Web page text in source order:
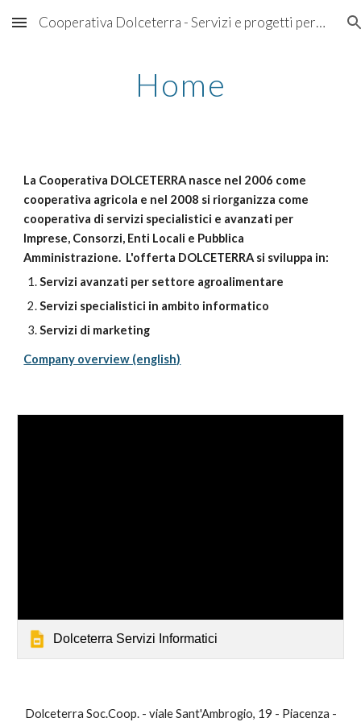
Skip to main content Skip to navigation
Cooperativa Dolceterra - Servizi e progetti per aziende che vogliono crescere
Home
La Cooperativa DOLCETERRA nasce nel 2006 come
cooperativa agricola e nel 2008 si riorganizza come
cooperativa di servizi specialistici e avanzati per
Imprese, Consorzi, Enti Locali e Pubblica
Amministrazione. L'offerta DOLCETERRA si sviluppa in:
Servizi avanzati per settore agroalimentare
Servizi specialistici in ambito informatico
Servizi di marketing
Company overview (english)
Dolceterra Servizi Informatici
Dolceterra Soc.Coop. - viale Sant'Ambrogio, 19 - Piacenza -